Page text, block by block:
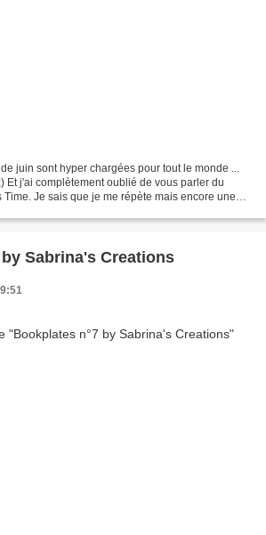
juin sont hyper chargées pour tout le monde ...
Et j'ai complètement oublié de vous parler du
Je sais que je me répète mais encore une
Sabrina's Creations